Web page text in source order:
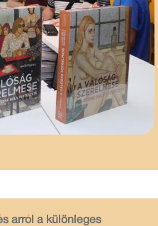
arról a különleges